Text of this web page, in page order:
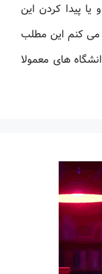
پیدا کردن این
می کنم این مطلب
های معمولا